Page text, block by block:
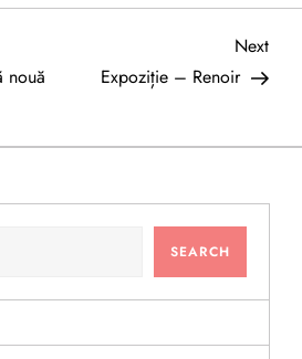
nouă
Next
Post
Next
Expoziție – Renoir
SEARCH